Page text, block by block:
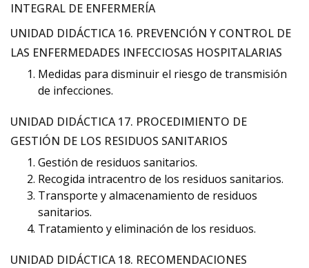
INTEGRAL DE ENFERMERÍA
UNIDAD DIDÁCTICA 16. PREVENCIÓN Y CONTROL DE
LAS ENFERMEDADES INFECCIOSAS HOSPITALARIAS
Medidas para disminuir el riesgo de transmisión
de infecciones.
UNIDAD DIDÁCTICA 17. PROCEDIMIENTO DE
GESTIÓN DE LOS RESIDUOS SANITARIOS
Gestión de residuos sanitarios.
Recogida intracentro de los residuos sanitarios.
Transporte y almacenamiento de residuos
sanitarios.
Tratamiento y eliminación de los residuos.
UNIDAD DIDÁCTICA 18. RECOMENDACIONES